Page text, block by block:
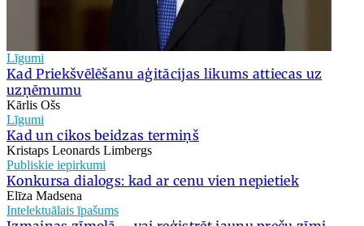
Līgumi
Kad Priekšvēlēšanu aģitācijas likums attiecas uz
uzņēmumu
Kārlis Ošs
Līgumi
Kad un cikos beidzas termiņš
Kristaps Leonards Limbergs
Publiskie iepirkumi
Konkursa dialogs: kad ar cenu vien nepietiek
Elīza Madsena
Intelektuālais īpašums